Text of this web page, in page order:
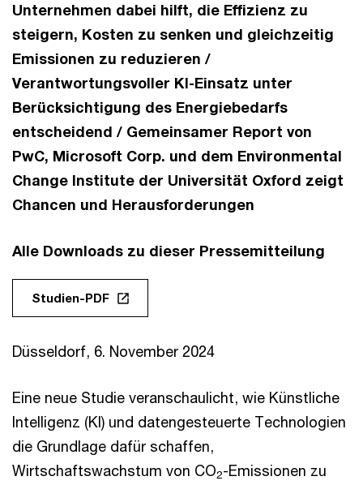
Unternehmen dabei hilft, die Effizienz zu
steigern, Kosten zu senken und gleichzeitig
Emissionen zu reduzieren /
Verantwortungsvoller KI-Einsatz unter
Berücksichtigung des Energiebedarfs
entscheidend / Gemeinsamer Report von
PwC, Microsoft Corp. und dem Environmental
Change Institute der Universität Oxford zeigt
Chancen und Herausforderungen
Alle Downloads zu dieser Pressemitteilung
Studien-PDF
Düsseldorf, 6. November 2024
Eine neue Studie veranschaulicht, wie Künstliche
Intelligenz (KI) und datengesteuerte Technologien
die Grundlage dafür schaffen,
Wirtschaftswachstum von CO2-Emissionen zu